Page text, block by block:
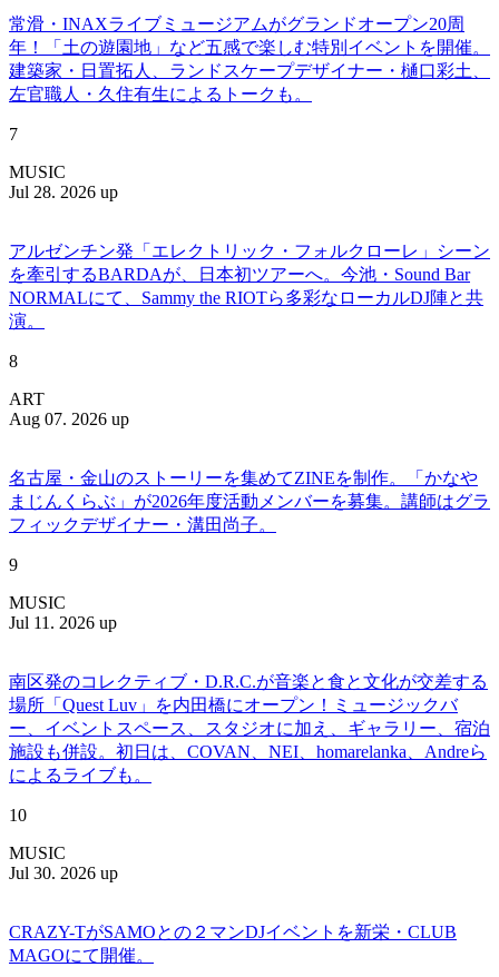
常滑・INAXライブミュージアムがグランドオープン20周
年！「土の遊園地」など五感で楽しむ特別イベントを開催。
建築家・日置拓人、ランドスケープデザイナー・樋口彩土、
左官職人・久住有生によるトークも。
7
MUSIC
Jul 28. 2026 up
アルゼンチン発「エレクトリック・フォルクローレ」シーン
を牽引するBARDAが、日本初ツアーへ。今池・Sound Bar
NORMALにて、Sammy the RIOTら多彩なローカルDJ陣と共
演。
8
ART
Aug 07. 2026 up
名古屋・金山のストーリーを集めてZINEを制作。「かなや
まじんくらぶ」が2026年度活動メンバーを募集。講師はグラ
フィックデザイナー・溝田尚子。
9
MUSIC
Jul 11. 2026 up
南区発のコレクティブ・D.R.C.が⾳楽と⾷と⽂化が交差する
場所「Quest Luv」を内田橋にオープン！ミュージックバ
ー、イベントスペース、スタジオに加え、ギャラリー、宿泊
施設も併設。初日は、COVAN、NEI、homarelanka、Andreら
によるライブも。
10
MUSIC
Jul 30. 2026 up
CRAZY-TがSAMOとの２マンDJイベントを新栄・CLUB
MAGOにて開催。